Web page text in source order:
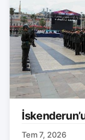
Tem 7, 2026